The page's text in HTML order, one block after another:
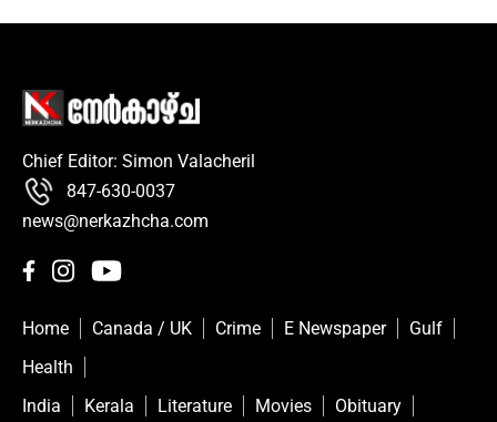
Chief Editor: Simon Valacheril
847-630-0037
news@nerkazhcha.com
Home Canada / UK Crime E Newspaper
Gulf
Health
India
Kerala Literature Movies Obituary